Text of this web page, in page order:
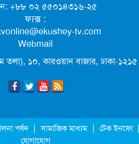
এইডের মাধ্যমে সন্তান ফিরে পেল
সেই কিশোরী মা জুঁই
জেট ফুয়েলের দাম কমলো লিটারে ১৯ টাকা
মূল্যস্ফীতি কমে জুনে ৯ দশমিক ১৬ শতাংশ
গিয়ে না ফিরলে ৩ বছরের নিষেধাজ্ঞা,
নতুন নিয়ম সৌদির
+৮৮ ০২ ৫৫০১৪৩১৬-২৫
ফ্যক্স :
tv.com
Webmail
তলা), ১০, কারওয়ান বাজার, ঢাকা-১২১৫
পর্ষদ | সামাজিক মাধ্যম | টেক ইনফো
যোগাযোগ